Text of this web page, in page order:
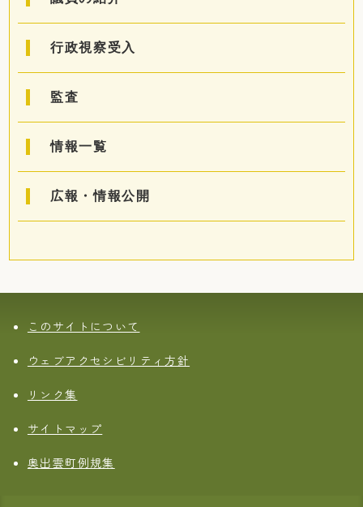
文字サイズ 表示色
行政視察受入
監査
情報一覧
広報・情報公開
このサイトについて
ウェブアクセシビリティ方針
リンク集
サイトマップ
奥出雲町例規集